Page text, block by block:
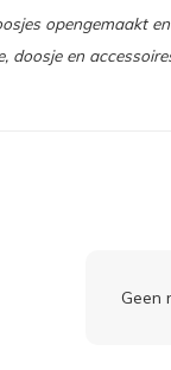
opengemaakt
doosje en
Geen